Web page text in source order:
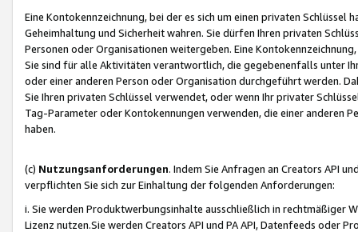
Eine Kontokennzeichnung, bei der es sich um einen privaten
Geheimhaltung und Sicherheit wahren. Sie dürfen Ihren privaten
Personen oder Organisationen weitergeben. Eine
Sie sind für alle Aktivitäten verantwortlich, die gegebenenfalls unter
oder einer anderen Person oder Organisation durchgeführt werden.
Sie Ihren privaten Schlüssel verwendet, oder wenn Ihr privater
Tag-Parameter oder Kontokennungen verwenden, die einer anderen
haben.
(c) Nutzungsanforderungen. Indem Sie Anfragen an Creators API
verpflichten Sie sich zur Einhaltung der folgenden Anforderungen:
i. Sie werden Produktwerbungsinhalte ausschließlich in rechtmäßiger
Lizenz nutzen.Sie werden Creators API und PA API, Datenfeeds oder